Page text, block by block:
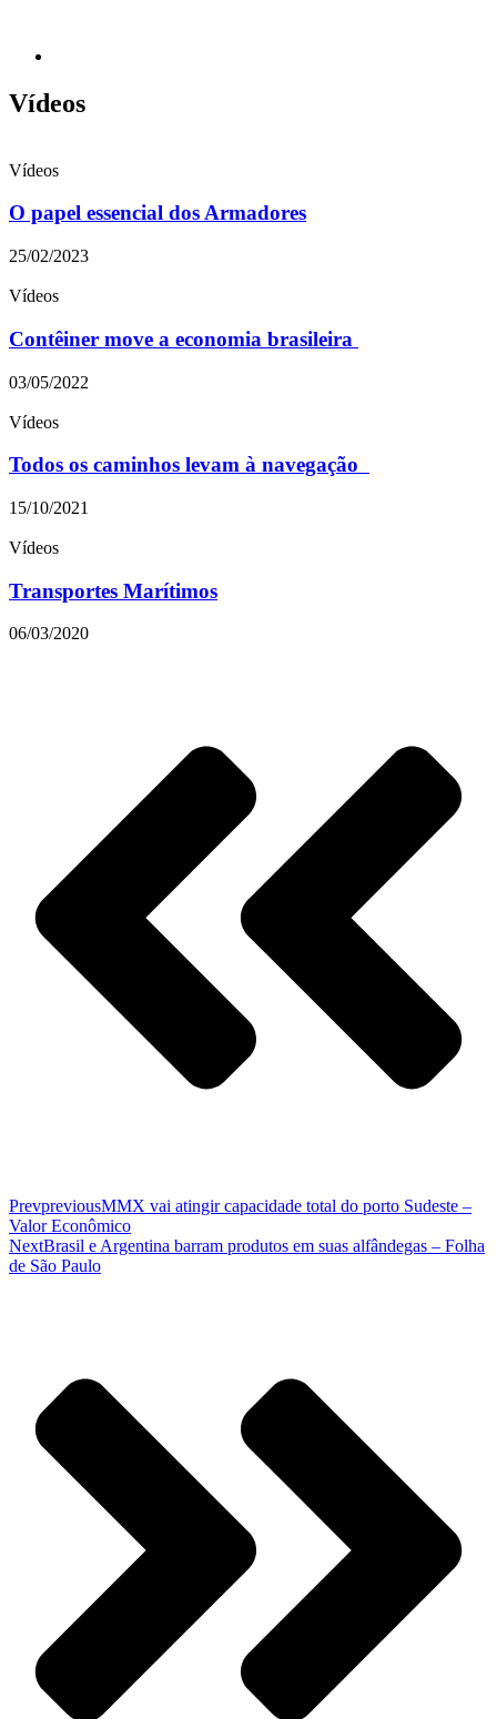
Vídeos
Vídeos
O papel essencial dos Armadores
25/02/2023
Vídeos
Contêiner move a economia brasileira
03/05/2022
Vídeos
Todos os caminhos levam à navegação
15/10/2021
Vídeos
Transportes Marítimos
06/03/2020
PrevpreviousMMX vai atingir capacidade total do porto Sudeste –
Valor Econômico
NextBrasil e Argentina barram produtos em suas alfândegas – Folha
de São Paulo